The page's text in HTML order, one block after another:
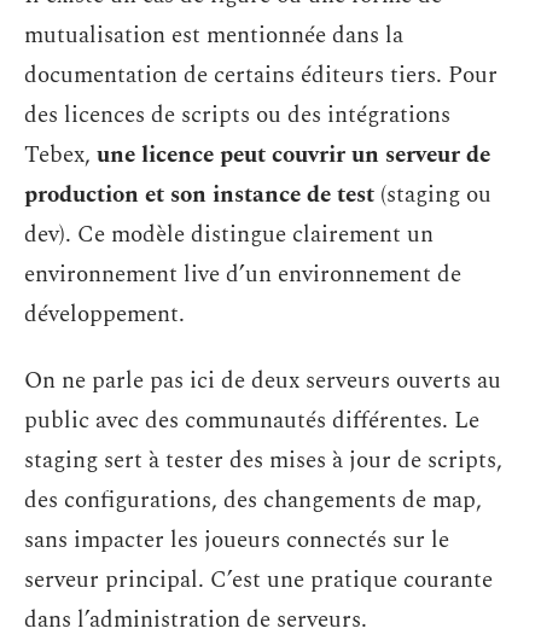
mutualisation est mentionnée dans la
documentation de certains éditeurs tiers. Pour
des licences de scripts ou des intégrations
Tebex, une licence peut couvrir un serveur de
production et son instance de test (staging ou
dev). Ce modèle distingue clairement un
environnement live d’un environnement de
développement.
On ne parle pas ici de deux serveurs ouverts au
public avec des communautés différentes. Le
staging sert à tester des mises à jour de scripts,
des configurations, des changements de map,
sans impacter les joueurs connectés sur le
serveur principal. C’est une pratique courante
dans l’administration de serveurs.